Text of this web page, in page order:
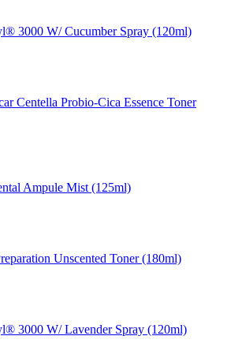
3000 W/ Cucumber Spray (120ml)
Centella Probio-Cica Essence Toner
Ampule Mist (125ml)
Unscented Toner (180ml)
3000 W/ Lavender Spray (120ml)